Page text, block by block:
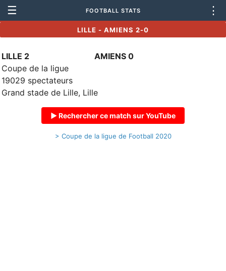
☰ FOOTBALL STATS ⋮
LILLE - AMIENS 2-0
LILLE 2
AMIENS 0
Coupe de la ligue
19029 spectateurs
Grand stade de Lille, Lille
▶ Rechercher ce match sur YouTube
> Coupe de la ligue de Football 2020